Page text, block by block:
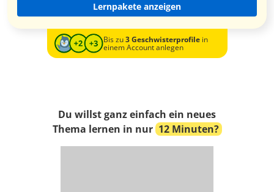
Lernpakete anzeigen
Bis zu3 Geschwisterprofilein
einem Account anlegen
Du willst ganz einfach ein neues
Thema lernen in nur 12 Minuten?